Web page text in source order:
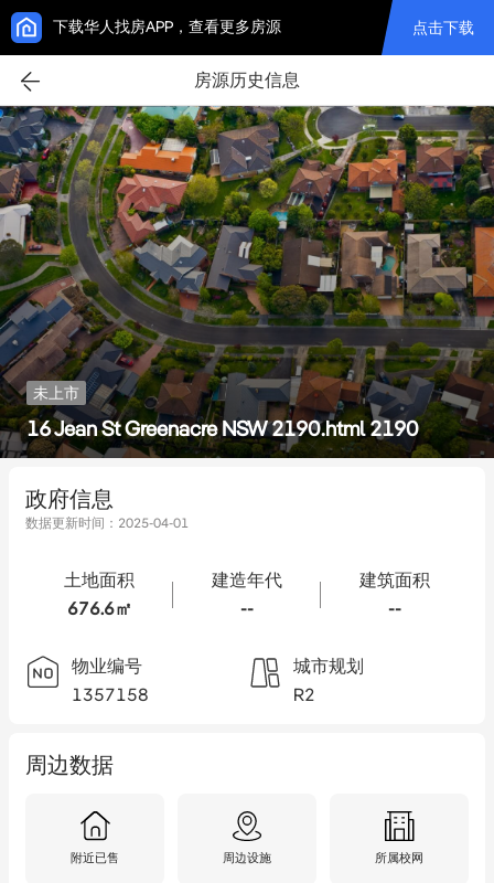
下载华人找房APP，查看更多房源 点击下载
房源历史信息
未上市
16 Jean St Greenacre NSW 2190.html 2190
政府信息
数据更新时间： 2025-04-01
土地面积
676.6㎡
建造年代
--
建筑面积
--
物业编号
1357158
城市规划
R2
周边数据
附近已售 周边设施 所属校网